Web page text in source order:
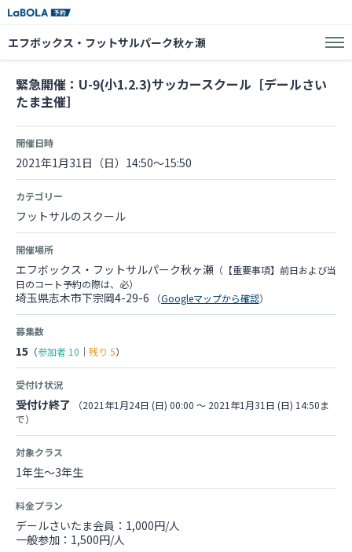
エフボックス・フットサルパーク秋ヶ瀬
緊急開催：U-9(小1.2.3)サッカースクール［デールさい
たま主催］
開催日時
2021年1月31日（日）14:50～15:50
カテゴリー
フットサルのスクール
開催場所
エフボックス・フットサルパーク秋ヶ瀬 （【重要事項】前日および当
日のコート予約の際は、必）
埼玉県志木市下宗岡4-29-6 （Googleマップから確認）
募集数
15 （参加者 10 ｜ 残り 5）
受付け状況
受付け終了
（2021年1月24日 (日) 00:00 〜 2021年1月31日 (日) 14:50ま
で）
対象クラス
1年生～3年生
料金プラン
デールさいたま会員：1,000円/人
一般参加：1,500円/人